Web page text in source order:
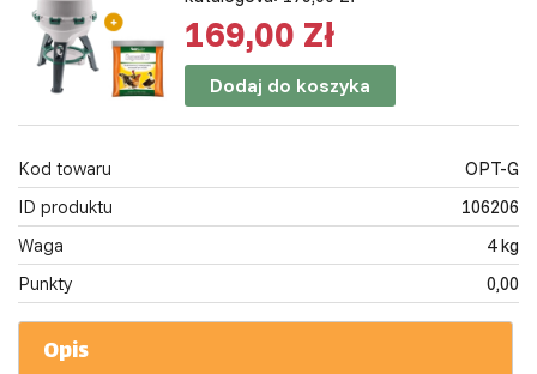
169,00 Zł
Dodaj do koszyka
Kod towaru
OPT-G
ID produktu
106206
Waga
4 kg
Punkty
0,00
Opis